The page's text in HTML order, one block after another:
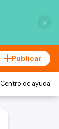
×
Publicar
Centro de ayuda